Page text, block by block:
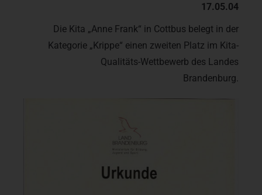
17.05.04
Die Kita „Anne Frank“ in Cottbus belegt in der
Kategorie „Krippe“ einen zweiten Platz im Kita-
Qualitäts-Wettbewerb des Landes
Brandenburg.